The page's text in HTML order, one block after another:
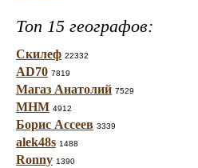
Топ 15 географов:
Скилеф 22332
AD70 7819
Магаз Анатолий 7529
МНМ 4912
Борис Ассеев 3339
alek48s 1488
Ronny 1390